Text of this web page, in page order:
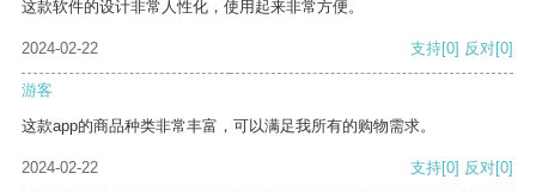
这款软件的设计非常人性化，使用起来非常方便。
2024-02-22 支持[0] 反对[0]
游客
这款app的商品种类非常丰富，可以满足我所有的购物需求。
2024-02-22 支持[0] 反对[0]